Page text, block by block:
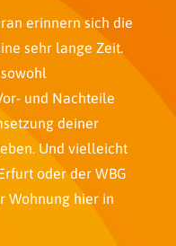
erinnern sich die
sehr lange Zeit.
und Nachteile
deiner
Und vielleicht
oder der WBG
Wohnung hier in